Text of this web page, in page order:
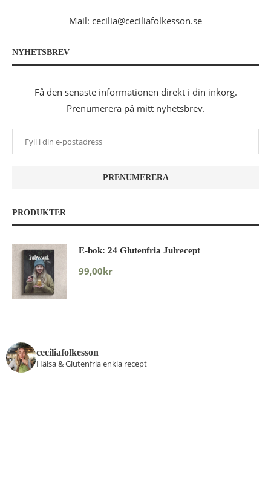
Mail: cecilia@ceciliafolkesson.se
NYHETSBREV
Få den senaste informationen direkt i din inkorg.
Prenumerera på mitt nyhetsbrev.
PRODUKTER
E-bok: 24 Glutenfria Julrecept
99,00kr
ceciliafolkesson
Hälsa & Glutenfria enkla recept